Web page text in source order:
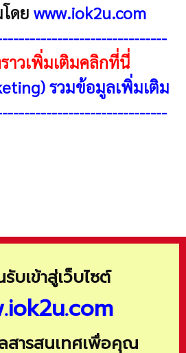
ดย www.iok2u.com
ราวเพิ่มเติมคลิกที่นี่
รวมข้อมูลเพิ่มเติม
การแบ่งกลุ่มและกำหนดเป้าหมาย
Marketing การพยากรณ์ความต้องการ
บเข้าสู่เว็บไซต์
สารสนเทศเพื่อคุณ